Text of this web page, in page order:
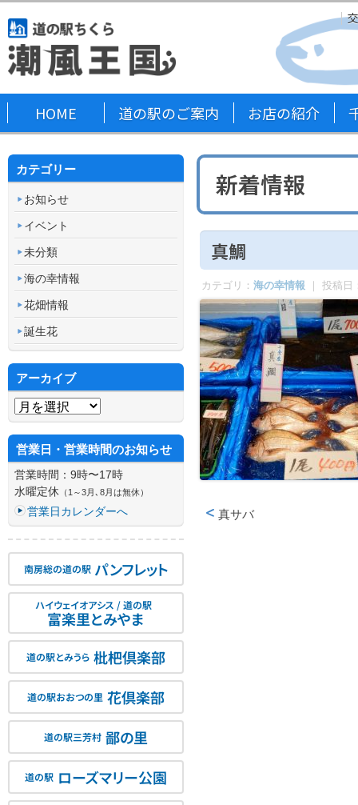
HOME 道の駅のご案内 お店の紹介
新着情報
真鯛
カテゴリ： 海の幸情報 ｜ 投稿日
真サバ
カテゴリー
お知らせ
イベント
未分類
海の幸情報
花畑情報
誕生花
アーカイブ
アーカイブ
営業日・営業時間のお知らせ
営業時間：9時〜17時
水曜定休 （1～3月､8月は無休）
営業日カレンダーへ
南房総の道の駅 パンフレット
ハイウェイオアシス / 道の駅
富楽里とみやま
道の駅とみうら 枇杷倶楽部
道の駅おおつの里 花倶楽部
道の駅三芳村 鄙の里
道の駅 ローズマリー公園